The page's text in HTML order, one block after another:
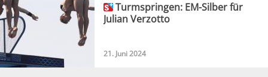
Turmspringen: EM-Silber für
Julian Verzotto
21. Juni 2024